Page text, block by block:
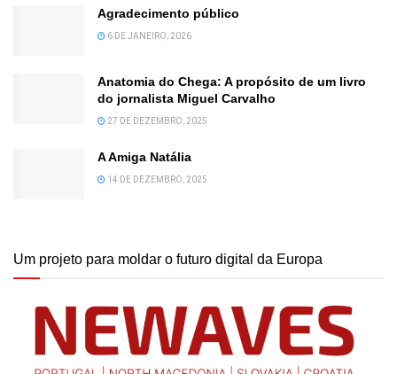
Agradecimento público
6 DE JANEIRO, 2026
Anatomia do Chega: A propósito de um livro
do jornalista Miguel Carvalho
27 DE DEZEMBRO, 2025
A Amiga Natália
14 DE DEZEMBRO, 2025
Um projeto para moldar o futuro digital da Europa